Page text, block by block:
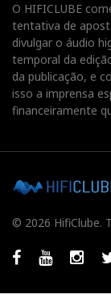
O HIFICLUBE
tentativa de
divulgar o áudio
temporal da
da publicação, e
isso a imprensa
financeiramente
© 2026 HifiClube.
FacebookYoutube